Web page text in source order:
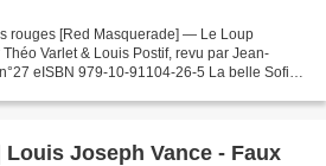
rouges [Red Masquerade] — Le Loup
Varlet & Louis Postif, revu par Jean-
eISBN 979-10-91104-26-5 La belle Sofia,
Joseph Vance - Faux